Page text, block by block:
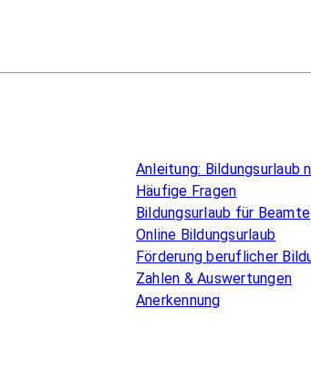
Anleitung: Bildungsurlaub
Häufige Fragen
Bildungsurlaub für Beamte
Online Bildungsurlaub
Förderung beruflicher
Zahlen & Auswertungen
Anerkennung